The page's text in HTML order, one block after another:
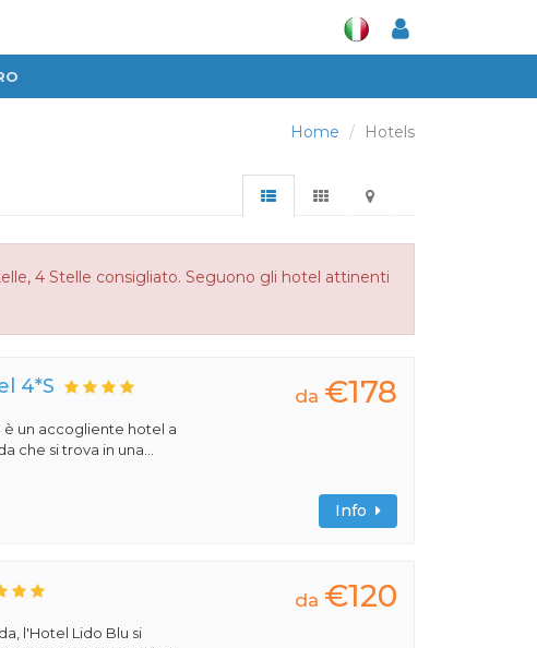
Home Hotels
4 Stelle consigliato. Seguono gli hotel attinenti
4*S
è un accogliente hotel a
che si trova in una...
da €178
Info
l'Hotel Lido Blu si
da €120